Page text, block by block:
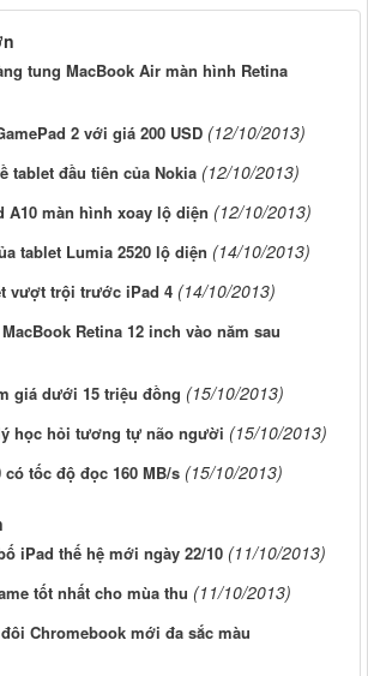
tung MacBook Air màn hình Retina
2 với giá 200 USD (12/10/2013)
tablet đầu tiên của Nokia (12/10/2013)
A10 màn hình xoay lộ diện (12/10/2013)
tablet Lumia 2520 lộ diện (14/10/2013)
vượt trội trước iPad 4 (14/10/2013)
Retina 12 inch vào năm sau
giá dưới 15 triệu đồng (15/10/2013)
học hỏi tương tự não người (15/10/2013)
có tốc độ đọc 160 MB/s (15/10/2013)
iPad thế hệ mới ngày 22/10 (11/10/2013)
tốt nhất cho mùa thu (11/10/2013)
Chromebook mới đa sắc màu